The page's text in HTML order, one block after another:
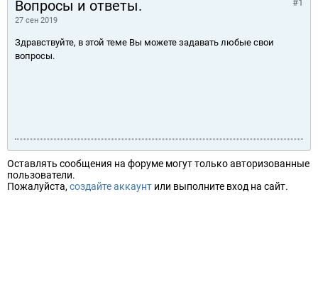
Вопросы и ответы.
27 сен 2019
#1
Здравствуйте, в этой теме Вы можете задавать любые свои
вопросы.
Оставлять сообщения на форуме могут только авторизованные
пользователи.
Пожалуйста, создайте аккаунт или выполните вход на сайт.